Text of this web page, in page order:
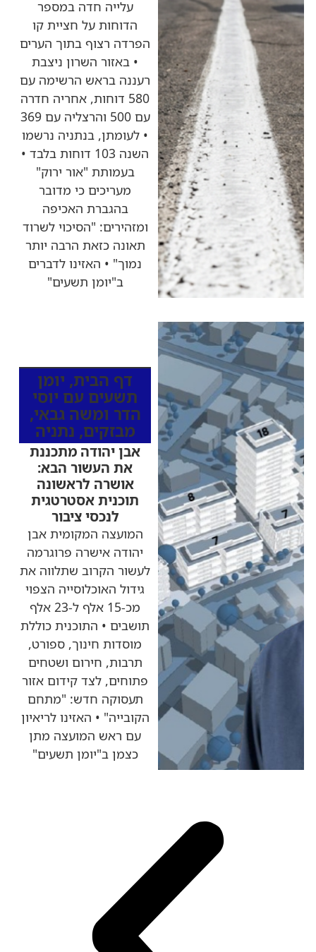
עלייה חדה במספר
הדוחות על חציית קו
הפרדה רצוף בתוך הערים
• באזור השרון ניצבת
רעננה בראש הרשימה עם
580 דוחות, אחריה חדרה
עם 500 והרצליה עם 369
• לעומתן, בנתניה נרשמו
השנה 103 דוחות בלבד •
בעמותת "אור ירוק"
מעריכים כי מדובר
בהגברת האכיפה
ומזהירים: "הסיכוי לשרוד
תאונה כזאת הרבה יותר
נמוך" • האזינו לדברים
ב"יומן תשעים"
דף הבית, יומן
תשעים עם יוסי
הדר ומשה גבאי,
מבזקים, נתניה
אבן יהודה מתכננת
את העשור הבא:
אושרה לראשונה
תוכנית אסטרטגית
לנכסי ציבור
המועצה המקומית אבן
יהודה אישרה פרוגרמה
לעשור הקרוב שתלווה את
גידול האוכלוסייה הצפוי
מכ-15 אלף ל-23 אלף
תושבים • התוכנית כוללת
מוסדות חינוך, ספורט,
תרבות, חירום ושטחים
פתוחים, לצד קידום אזור
תעסוקה חדש: "מתחם
הקובייה" • האזינו לריאיון
עם ראש המועצה מתן
כצמן ב"יומן תשעים"